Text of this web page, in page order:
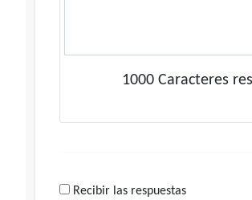
1000 Caracteres
Recibir las respuestas